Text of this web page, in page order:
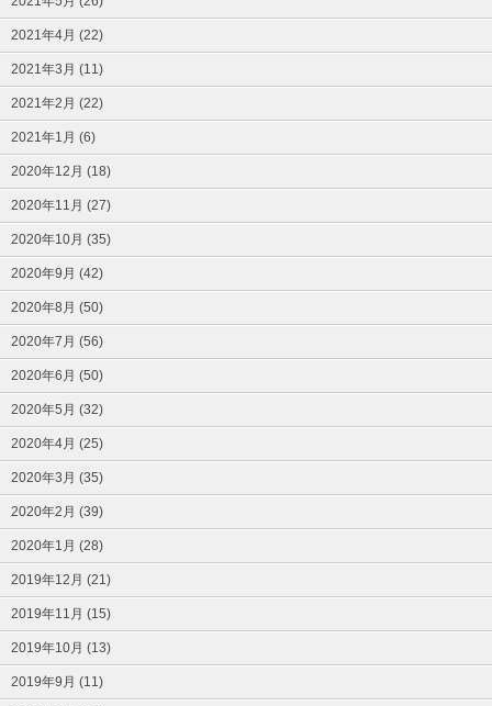
2021年4月 (22)
2021年3月 (11)
2021年2月 (22)
2021年1月 (6)
2020年12月 (18)
2020年11月 (27)
2020年10月 (35)
2020年9月 (42)
2020年8月 (50)
2020年7月 (56)
2020年6月 (50)
2020年5月 (32)
2020年4月 (25)
2020年3月 (35)
2020年2月 (39)
2020年1月 (28)
2019年12月 (21)
2019年11月 (15)
2019年10月 (13)
2019年9月 (11)